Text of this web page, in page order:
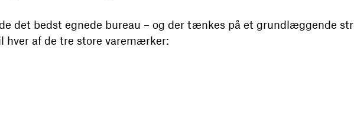
det bedst egnede bureau – og der tænkes på et grundlæggende
hver af de tre store varemærker: